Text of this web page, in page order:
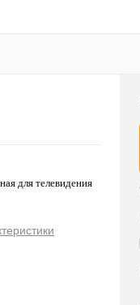
для телевидения